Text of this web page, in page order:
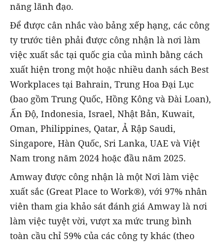
năng lãnh đạo.
Để được cân nhắc vào bảng xếp hạng, các công
ty trước tiên phải được công nhận là nơi làm
việc xuất sắc tại quốc gia của mình bằng cách
xuất hiện trong một hoặc nhiều danh sách Best
Workplaces tại Bahrain, Trung Hoa Đại Lục
(bao gồm Trung Quốc, Hồng Kông và Đài Loan),
Ấn Độ, Indonesia, Israel, Nhật Bản, Kuwait,
Oman, Philippines, Qatar, Ả Rập Saudi,
Singapore, Hàn Quốc, Sri Lanka, UAE và Việt
Nam trong năm 2024 hoặc đầu năm 2025.
Amway được công nhận là một Nơi làm việc
xuất sắc (Great Place to Work®), với 97% nhân
viên tham gia khảo sát đánh giá Amway là nơi
làm việc tuyệt vời, vượt xa mức trung bình
toàn cầu chỉ 59% của các công ty khác (theo